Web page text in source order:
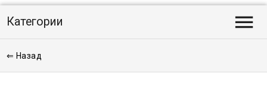
Категории 
⇐ Назад